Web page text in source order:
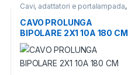
Cavi, adattatori e portalampada,
CAVO PROLUNGA
BIPOLARE 2X1 10A 180 CM